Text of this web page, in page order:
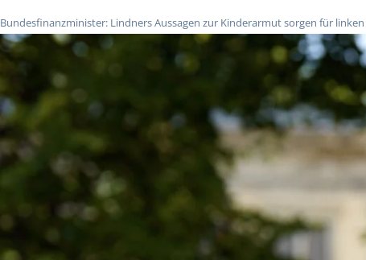
Bundesfinanzminister: Lindners Aussagen zur Kinderarmut sorgen für